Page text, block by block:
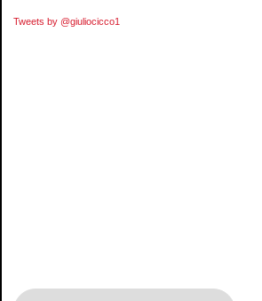
Tweets by @giuliocicco1